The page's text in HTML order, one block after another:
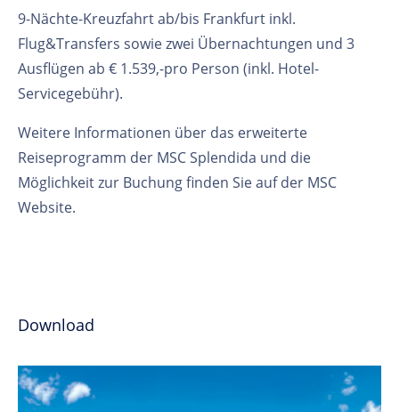
9-Nächte-Kreuzfahrt ab/bis Frankfurt inkl.
Flug&Transfers sowie zwei Übernachtungen und 3
Ausflügen ab € 1.539,-pro Person (inkl. Hotel-
Servicegebühr).
Weitere Informationen über das erweiterte
Reiseprogramm der MSC Splendida und die
Möglichkeit zur Buchung finden Sie auf der MSC
Website.
Download